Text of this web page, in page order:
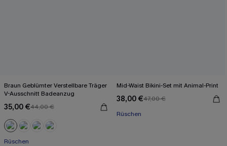
Braun Geblümter Verstellbare Träger
V-Ausschnitt Badeanzug
35,00 €44,00 €
Rüschen
Mid-Waist Bikini-Set mit Animal-Print
38,00 €47,00 €
Rüschen